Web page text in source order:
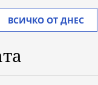
ВСИЧКО ОТ ДНЕС